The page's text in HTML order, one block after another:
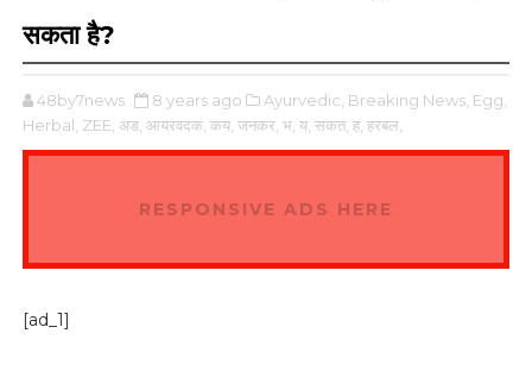
सकता है?
48by7news 8 years ago Ayurvedic, Breaking News, Egg,
Herbal, ZEE, अड, आयरवदक, कय, जनकर, भ, य, सकत, ह, हरबल,
RESPONSIVE ADS HERE
[ad_1]